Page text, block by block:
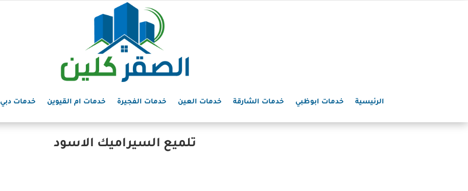
الرئيسية خدمات ابوظبي خدمات الشارقة خدمات العين خدمات الفجيرة خدمات ام القيوين خدمات دبي
تلميع السيراميك الاسود